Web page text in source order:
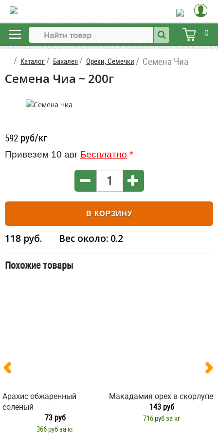
0
Каталог Бакалея Орехи, Семечки Семена Чиа
Семена Чиа ~ 200г
592 руб/кг
Привезем 10 авг Бесплатно *
В КОРЗИНУ
118 руб. Вес около: 0.2
Похожие товары
Арахис обжаренный
соленый
73 руб
366 руб за кг
Макадамия орех в скорлупе
143 руб
716 руб за кг